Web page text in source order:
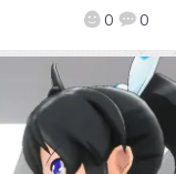
0 0